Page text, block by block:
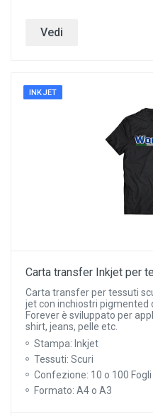
Vedi
INKJET
Carta transfer Inkjet per
Carta transfer per tessuti
jet con inchiostri pigmented
Forever è sviluppato per
shirt, jeans, pelle etc.
Stampa: Inkjet
Tessuti: Scuri
Confezione: 10 o 100 Fogli
Formato: A4 o A3